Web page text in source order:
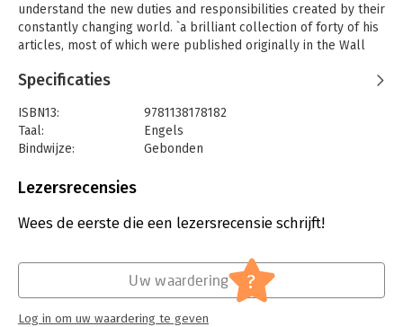
understand the new duties and responsibilities created by their
constantly changing world. `a brilliant collection of forty of his
articles, most of which were published originally in the Wall
Publishers Weekly The book brings together this celebrated
managers can better understand the new duties and
responsibilities created by their constantly changing world.
Specificaties
ISBN13:
9781138178182
Taal:
Engels
Bindwijze:
Gebonden
Uitgever:
Lezersrecensies
Wees de eerste die een lezersrecensie schrijft!
Uw waardering ?
Log in om uw waardering te geven